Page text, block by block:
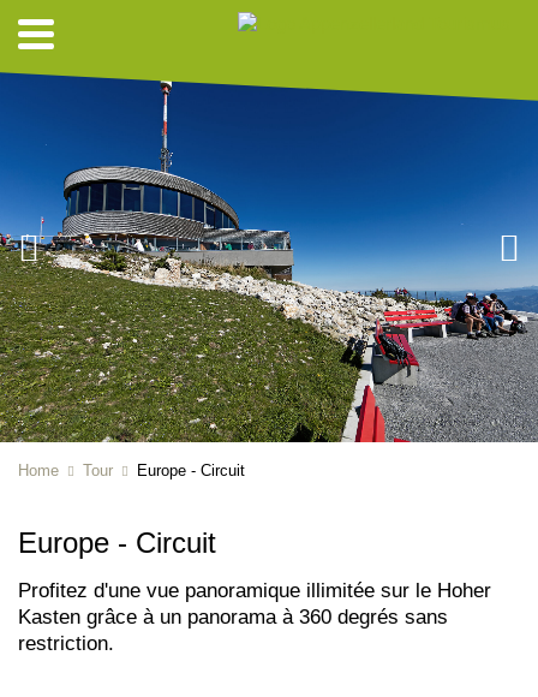
Home Tour Europe - Circuit
Europe - Circuit
Profitez d'une vue panoramique illimitée sur le Hoher
Kasten grâce à un panorama à 360 degrés sans
restriction.